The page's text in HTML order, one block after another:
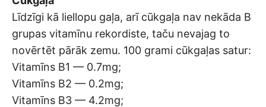
Līdzīgi kā liellopu gaļa, arī cūkgaļa nav nekāda B
grupas vitamīnu rekordiste, taču nevajag to
novērtēt pārāk zemu. 100 grami cūkgaļas satur:
Vitamīns В1 — 0.7mg;
Vitamīns В2 — 0.2mg;
Vitamīns В3 — 4.2mg;